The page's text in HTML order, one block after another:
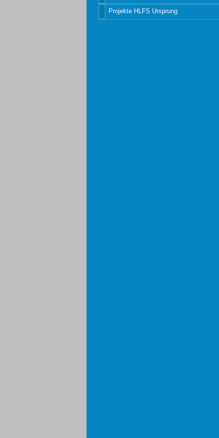
Projekte HLFS Ursprung